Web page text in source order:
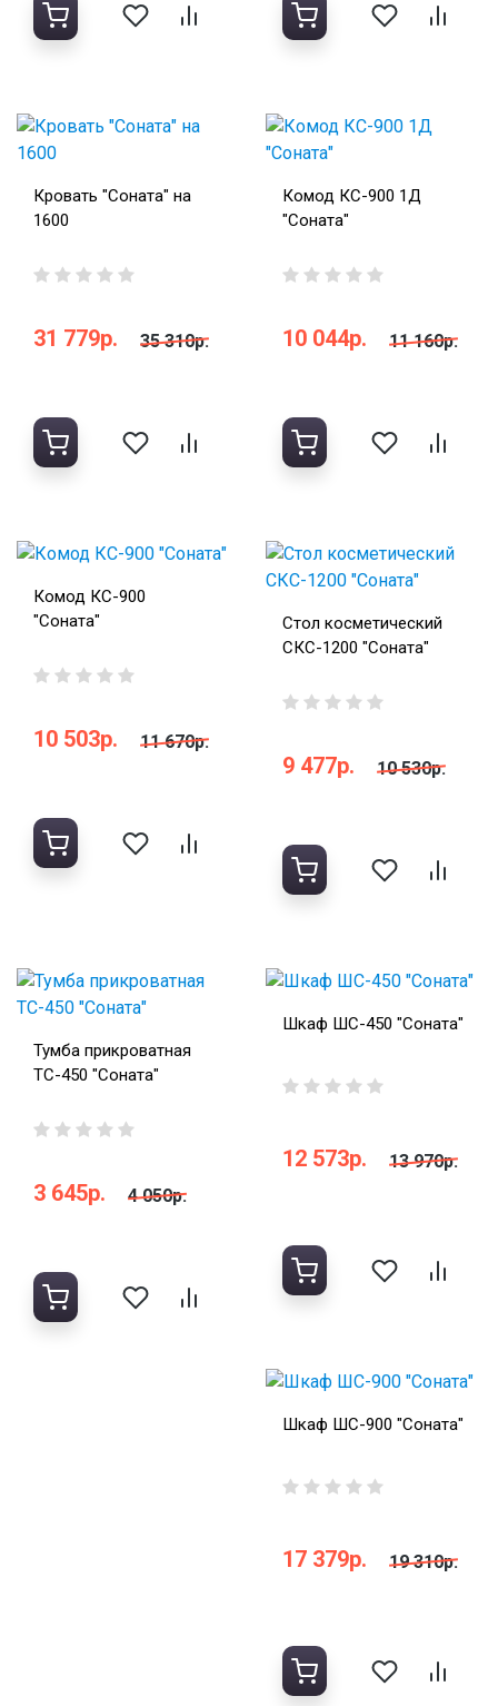
Кровать "Соната" на
1600
31 779р. 35 310р.
Комод КС-900 1Д
"Соната"
10 044р. 11 160р.
Комод КС-900
"Соната"
10 503р. 11 670р.
Стол косметический
СКС-1200 "Соната"
9 477р. 10 530р.
Тумба прикроватная
ТС-450 "Соната"
3 645р. 4 050р.
Шкаф ШС-450 "Соната"
12 573р. 13 970р.
Шкаф ШС-900 "Соната"
17 379р. 19 310р.